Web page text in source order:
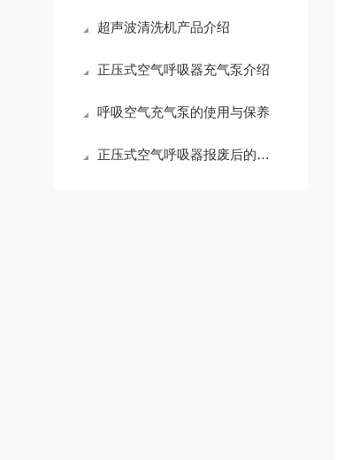
超声波清洗机产品介绍
正压式空气呼吸器充气泵介绍
呼吸空气充气泵的使用与保养
正压式空气呼吸器报废后的处理方法